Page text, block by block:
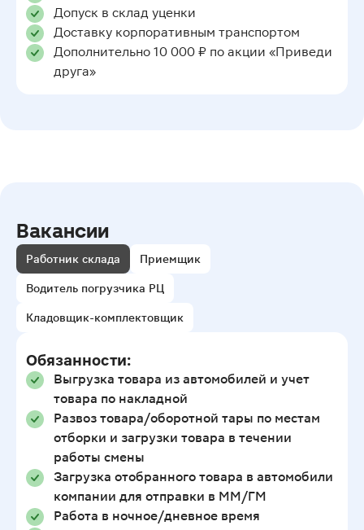
Допуск в склад уценки
Доставку корпоративным транспортом
Дополнительно 10 000 ₽ по акции «Приведи
друга»
Вакансии
Работник склада Приемщик
Водитель погрузчика РЦ
Кладовщик-комплектовщик
Обязанности:
Выгрузка товара из автомобилей и учет
товара по накладной
Развоз товара/оборотной тары по местам
отборки и загрузки товара в течении
работы смены
Загрузка отобранного товара в автомобили
компании для отправки в ММ/ГМ
Работа в ночное/дневное время